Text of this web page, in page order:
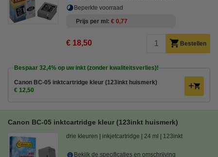
Beperkte voorraad
Prijs per ml
€ 0,77
€ 18,50 Bestellen
Bespaar 32,4% op uw inkt (zonder kwaliteitsverlies)!
Canon BC-05 inktcartridge kleur (123inkt huismerk)
€ 12,50
Canon BC-05 inktcartridge kleur (123inkt huismerk)
drie kleuren inkjetcartridge 24 ml 123inkt
Bekijk de specificaties en omschrijving